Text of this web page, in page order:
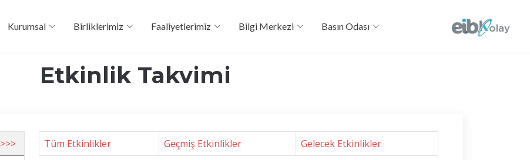
Kurumsal Birliklerimiz Faaliyetlerimiz Bilgi Merkezi Basın Odası
Etkinlik Takvimi
>>>
Tüm Etkinlikler Geçmiş Etkinlikler Gelecek Etkinlikler